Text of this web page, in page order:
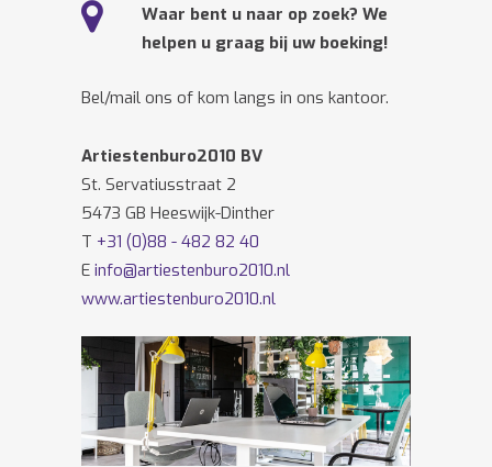
Waar bent u naar op zoek? We
helpen u graag bij uw boeking!
Bel/mail ons of kom langs in ons kantoor.
Artiestenburo2010 BV
St. Servatiusstraat 2
5473 GB Heeswijk-Dinther
T +31 (0)88 - 482 82 40
E info@artiestenburo2010.nl
www.artiestenburo2010.nl
Volg ons ook opFacebookenTwitter